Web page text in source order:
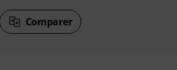
Comparer